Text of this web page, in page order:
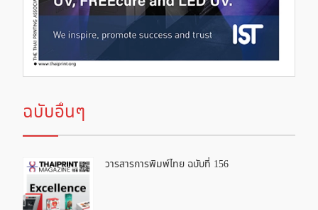
ฉบับอื่นๆ
วารสารการพิมพ์ไทย ฉบับที่ 156